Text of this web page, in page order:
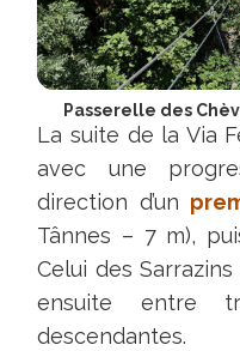
après
un
passage
pluvieux.
(Glissant
(boue)
sur
les
nombreux
passages
rocheux).
Passerelle des
La suite de la Via
avec une
direction d’un
Tânnes – 7 m),
Celui des Sarrazins
ensuite entre
descendantes.